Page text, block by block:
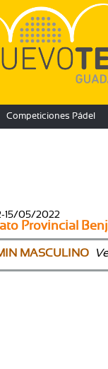
Competiciones Pádel
15/05/2022
Provincial
MASCULINO